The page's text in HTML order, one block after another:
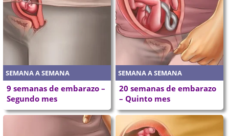
SEMANA A SEMANA
9 semanas de embarazo –
Segundo mes
SEMANA A SEMANA
20 semanas de embarazo
– Quinto mes